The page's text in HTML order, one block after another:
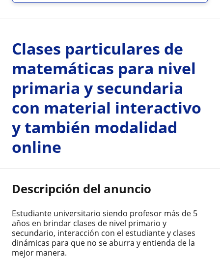
Clases particulares de
matemáticas para nivel
primaria y secundaria
con material interactivo
y también modalidad
online
Descripción del anuncio
Estudiante universitario siendo profesor más de 5
años en brindar clases de nivel primario y
secundario, interacción con el estudiante y clases
dinámicas para que no se aburra y entienda de la
mejor manera.